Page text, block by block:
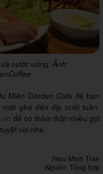
nước uống. Ảnh:
Miên Garden Cafe để bạn
ghé đến dịp cuối tuần.
để có thêm thật nhiều gợi
vời nhé.
Hieu Minh Tran
Nguồn: Tổng hợp